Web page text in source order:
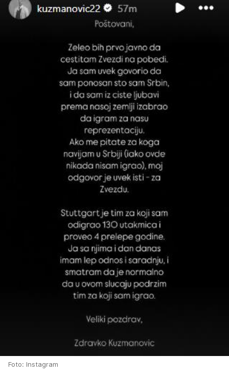
Foto: Instagram